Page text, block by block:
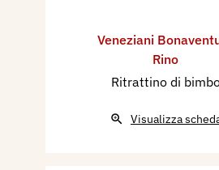
Veneziani
Rino
Ritrattino di
Visualizza